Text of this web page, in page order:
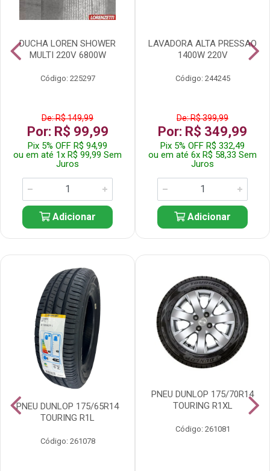
DUCHA LOREN SHOWER
MULTI 220V 6800W
Código: 225297
De: R$ 149,99
Por: R$ 99,99
Pix 5% OFF R$ 94,99
ou em até 1x R$ 99,99 Sem
Juros
Adicionar
LAVADORA ALTA PRESSAO
1400W 220V
Código: 244245
De: R$ 399,99
Por: R$ 349,99
Pix 5% OFF R$ 332,49
ou em até 6x R$ 58,33 Sem
Juros
Adicionar
PNEU DUNLOP 175/65R14
TOURING R1L
Código: 261078
PNEU DUNLOP 175/70R14
TOURING R1XL
Código: 261081